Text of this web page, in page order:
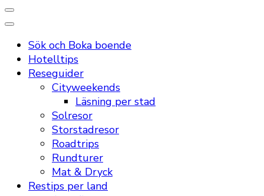
Sök och Boka boende
Hotelltips
Reseguider
Cityweekends
Läsning per stad
Solresor
Storstadresor
Roadtrips
Rundturer
Mat & Dryck
Restips per land